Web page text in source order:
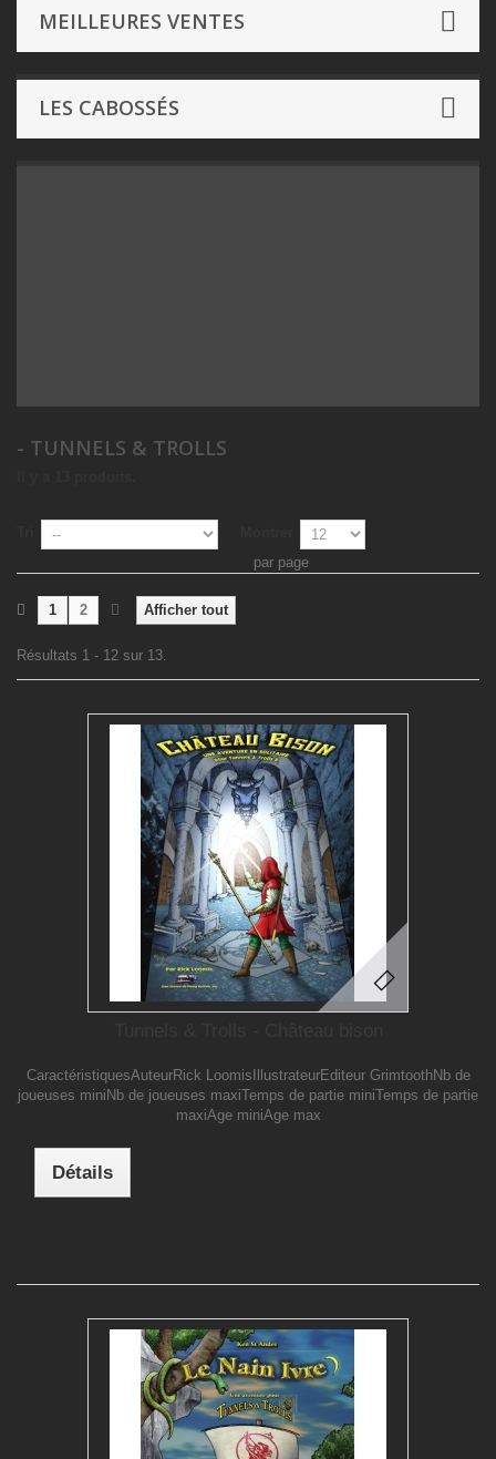
MEILLEURES VENTES
LES CABOSSÉS
- TUNNELS & TROLLS
par page
Afficher tout
1 2
Résultats 1 - 12 sur 13.
CaractéristiquesAuteurRick LoomisIllustrateurEditeur GrimtoothNb de
joueuses miniNb de joueuses maxiTemps de partie miniTemps de partie
maxiAge miniAge max
Détails